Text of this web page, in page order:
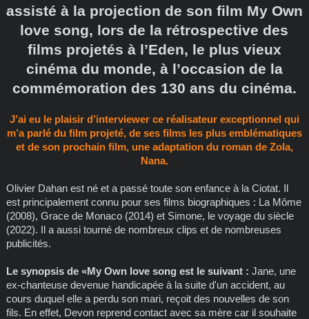
assisté à la projection de son film My Own
love song, lors de la rétrospective des
films projetés à l’Eden, le plus vieux
cinéma du monde, à l’occasion de la
commémoration des 130 ans du cinéma.
J’ai eu le plaisir d’interviewer ce réalisateur exceptionnel qui
m’a parlé du film projeté, de ses films les plus emblématiques
et de son prochain film, une adaptation du roman de Zola,
Nana.
Olivier Dahan est né et a passé toute son enfance à la Ciotat. Il
est principalement connu pour ses films biographiques : La Môme
(2008), Grace de Monaco (2014) et Simone, le voyage du siècle
(2022). Il a aussi tourné de nombreux clips et de nombreuses
publicités.
Le synopsis de «My Own love song est le suivant : Jane, une
ex-chanteuse devenue handicapée à la suite d'un accident, au
cours duquel elle a perdu son mari, reçoit des nouvelles de son
fils. En effet, Devon reprend contact avec sa mère car il souhaite